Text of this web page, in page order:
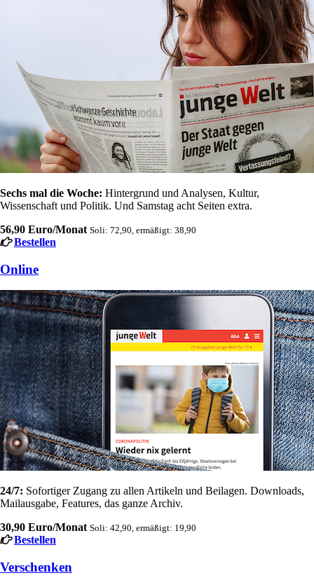
Sechs mal die Woche: Hintergrund und Analysen, Kultur,
Wissenschaft und Politik. Und Samstag acht Seiten extra.
56,90 Euro/Monat Soli: 72,90, ermäßigt: 38,90
Bestellen
Online
24/7: Sofortiger Zugang zu allen Artikeln und Beilagen. Downloads,
Mailausgabe, Features, das ganze Archiv.
30,90 Euro/Monat Soli: 42,90, ermäßigt: 19,90
Bestellen
Verschenken